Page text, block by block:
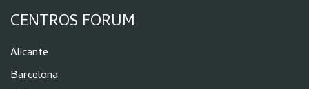
CENTROS FORUM
Alicante
Barcelona